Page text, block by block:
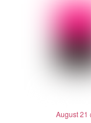
August 21